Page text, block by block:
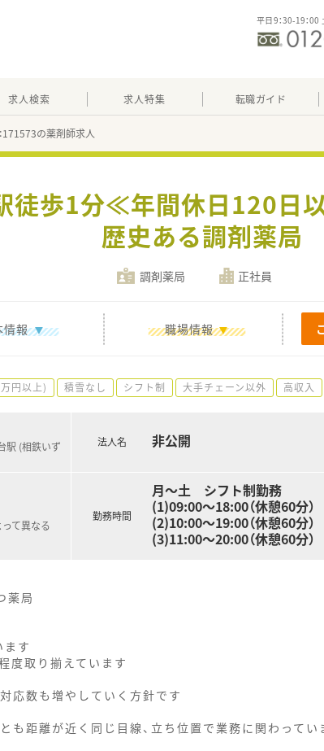
平日9：30-19：00
求人検索 求人特集 転職ガイド
171573の薬剤師求人
駅徒歩1分≪年間休日120
歴史ある調剤薬局
調剤薬局 正社員
情報 職場情報
円以上) 積雪なし シフト制 大手チェーン以外 高収入
駅 (相鉄いず
って異なる
法人名 非公開
勤務時間
月～土 シフト制勤務
(1)09:00～18:00（休憩60分）
(2)10:00～19:00（休憩60分）
(3)11:00～20:00（休憩60分）
薬局
す
度取り揃えています
応数も増やしていく方針です
も距離が近く同じ目線、立ち位置で業務に関わってい